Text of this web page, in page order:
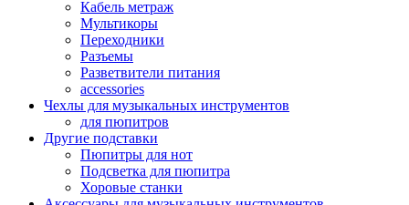
Кабель метраж
Мультикоры
Переходники
Разъемы
Разветвители питания
accessories
Чехлы для музыкальных инструментов
для пюпитров
Другие подставки
Пюпитры для нот
Подсветка для пюпитра
Хоровые станки